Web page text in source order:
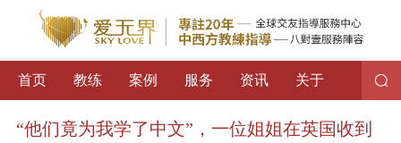
首页 教练 案例 服务 资讯 关于
“他们竟为我学了中文”，一位姐姐在英国收到